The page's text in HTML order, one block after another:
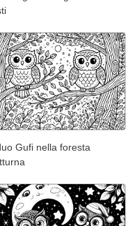
Gufi nella foresta